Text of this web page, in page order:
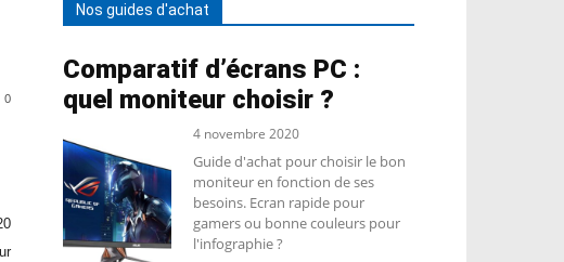
0
Nos guides d'achat
Comparatif d’écrans PC :
quel moniteur choisir ?
4 novembre 2020
Guide d'achat pour choisir le bon
moniteur en fonction de ses
besoins. Ecran rapide pour
gamers ou bonne couleurs pour
l'infographie ?